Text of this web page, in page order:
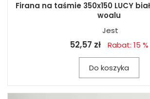
Firana na taśmie 350x150 LUCY
woalu
Jest
52,57 zł Rabat: 15 %
Do koszyka